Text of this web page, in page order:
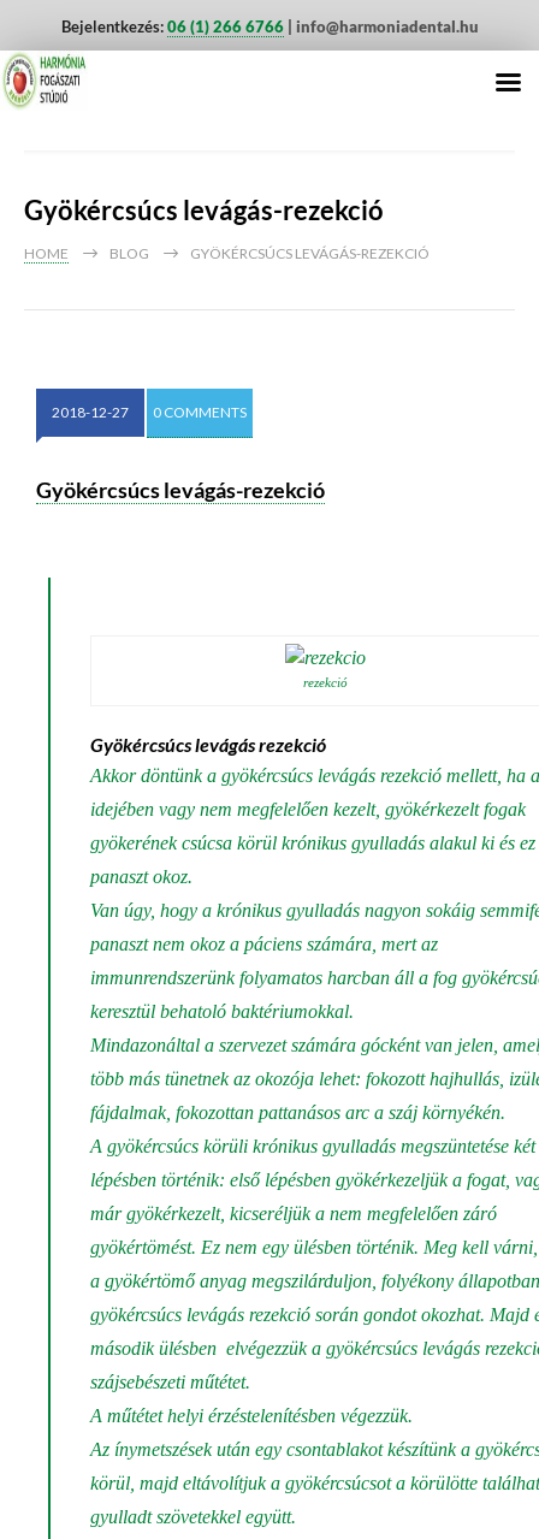
Bejelentkezés: 06 (1) 266 6766| info@harmoniadental.hu
Gyökércsúcs levágás-rezekció
HOME BLOG GYÖKÉRCSÚCS LEVÁGÁS-REZEKCIÓ
2018-12-27 0 COMMENTS
Gyökércsúcs levágás-rezekció
rezekció
Gyökércsúcs levágás rezekció
Akkor döntünk a gyökércsúcs levágás rezekció mellett, ha
idejében vagy nem megfelelően kezelt, gyökérkezelt fogak
gyökerének csúcsa körül krónikus gyulladás alakul ki és ez
panaszt okoz.
Van úgy, hogy a krónikus gyulladás nagyon sokáig
panaszt nem okoz a páciens számára, mert az
immunrendszerünk folyamatos harcban áll a fog
keresztül behatoló baktériumokkal.
Mindazonáltal a szervezet számára gócként van jelen,
több más tünetnek az okozója lehet: fokozott hajhullás,
fájdalmak, fokozottan pattanásos arc a száj környékén.
A gyökércsúcs körüli krónikus gyulladás megszüntetése két
lépésben történik: első lépésben gyökérkezeljük a fogat,
már gyökérkezelt, kicseréljük a nem megfelelően záró
gyökértömést. Ez nem egy ülésben történik. Meg kell
a gyökértömő anyag megszilárduljon, folyékony
gyökércsúcs levágás rezekció során gondot okozhat. Majd
második ülésben elvégezzük a gyökércsúcs levágás
szájsebészeti műtétet.
A műtétet helyi érzéstelenítésben végezzük.
Az ínymetszések után egy csontablakot készítünk a
körül, majd eltávolítjuk a gyökércsúcsot a körülötte
gyulladt szövetekkel együtt.